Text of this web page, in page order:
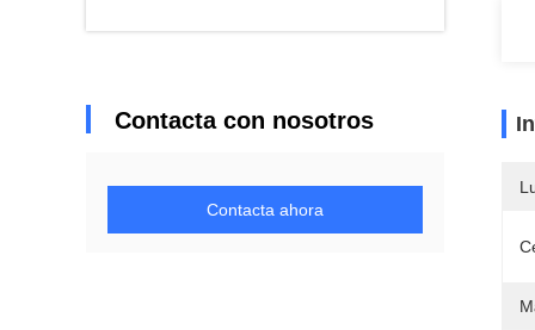
Contacta con nosotros
Contacta ahora